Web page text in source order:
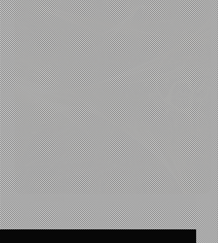
Επιστήμη
Η σύγχρονη έννοια του κενού στη φυσική